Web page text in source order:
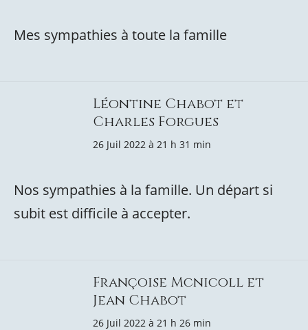
Mes sympathies à toute la famille
Léontine Chabot et
Charles Forgues
26 Juil 2022 à 21 h 31 min
Nos sympathies à la famille. Un départ si
subit est difficile à accepter.
Françoise Mcnicoll et
Jean Chabot
26 Juil 2022 à 21 h 26 min